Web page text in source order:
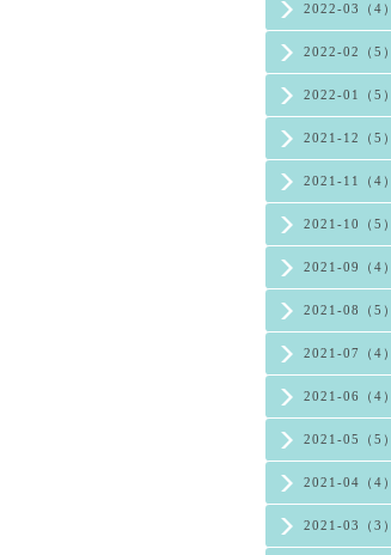
2022-03（4）
2022-02（5）
2022-01（5）
2021-12（5）
2021-11（4）
2021-10（5）
2021-09（4）
2021-08（5）
2021-07（4）
2021-06（4）
2021-05（5）
2021-04（4）
2021-03（3）